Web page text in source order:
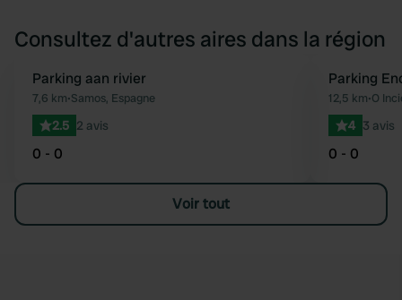
Consultez d'autres aires dans la région
Préféré
Parking aan rivier
7,6 km•Samos, Espagne
2.5 2 avis
0 - 0
Parking
12,5 km•O
4 3 avis
0 - 0
Voir tout